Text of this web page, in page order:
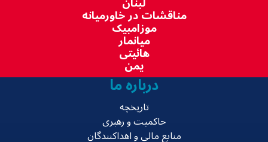
مناقشات در خاورمیانه
موزامبیک
میانمار
هائیتی
یمن
درباره ما
تاریخچه
حاکمیت و رهبری
منابع مالی و اهداکنندگان